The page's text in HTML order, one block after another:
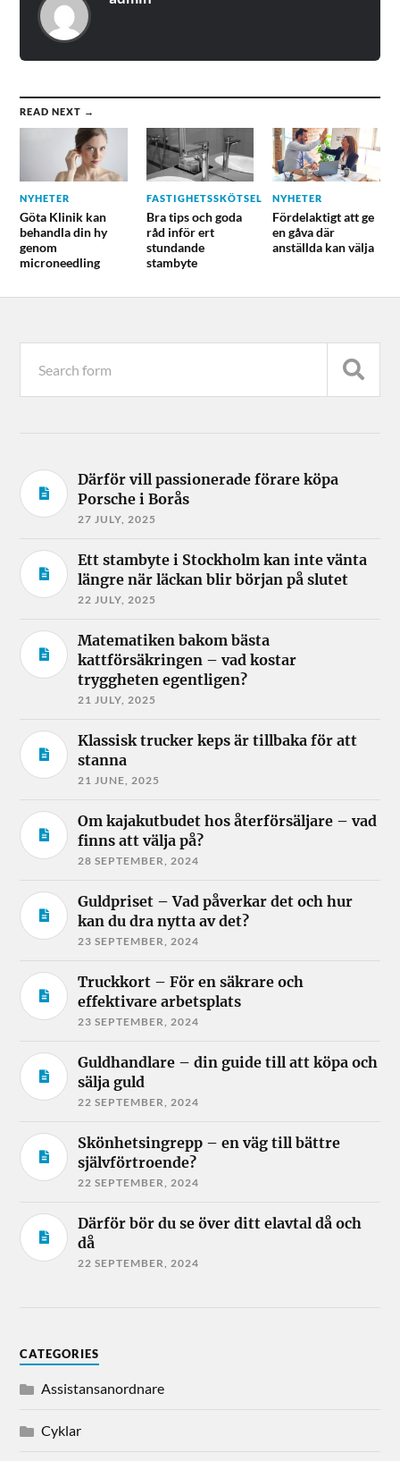
READ NEXT →
NYHETER
Göta Klinik kan
behandla din hy
genom
microneedling
FASTIGHETSSKÖTSEL
Bra tips och goda
råd inför ert
stundande
stambyte
NYHETER
Fördelaktigt att ge
en gåva där
anställda kan välja
Därför vill passionerade förare köpa
Porsche i Borås
27 JULY, 2025
Ett stambyte i Stockholm kan inte vänta
längre när läckan blir början på slutet
22 JULY, 2025
Matematiken bakom bästa
kattförsäkringen – vad kostar
tryggheten egentligen?
21 JULY, 2025
Klassisk trucker keps är tillbaka för att
stanna
21 JUNE, 2025
Om kajakutbudet hos återförsäljare – vad
finns att välja på?
28 SEPTEMBER, 2024
Guldpriset – Vad påverkar det och hur
kan du dra nytta av det?
23 SEPTEMBER, 2024
Truckkort – För en säkrare och
effektivare arbetsplats
23 SEPTEMBER, 2024
Guldhandlare – din guide till att köpa och
sälja guld
22 SEPTEMBER, 2024
Skönhetsingrepp – en väg till bättre
självförtroende?
22 SEPTEMBER, 2024
Därför bör du se över ditt elavtal då och
då
22 SEPTEMBER, 2024
CATEGORIES
Assistansanordnare
Cyklar